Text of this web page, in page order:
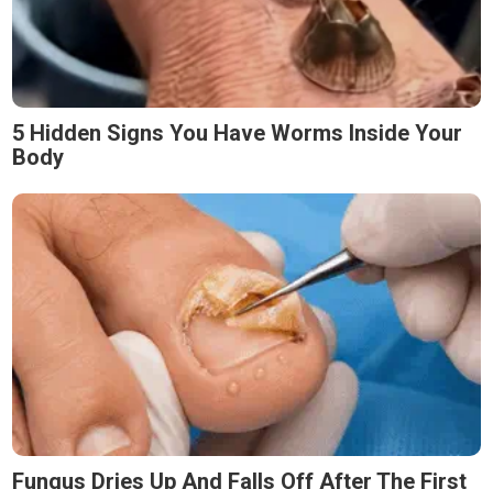
5 Hidden Signs You Have Worms Inside Your
Body
Fungus Dries Up And Falls Off After The First